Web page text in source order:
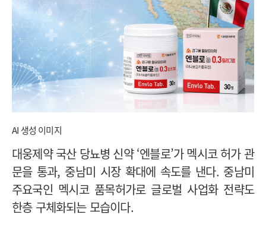
AI 생성 이미지
대웅제약 국산 당뇨병 신약 ‘엔블로’가 멕시코 허가 관
문을 통과, 중남미 시장 확대에 속도를 낸다. 중남미
주요국인 멕시코 품목허가로 글로벌 사업화 전략도
한층 구체화되는 모습이다.